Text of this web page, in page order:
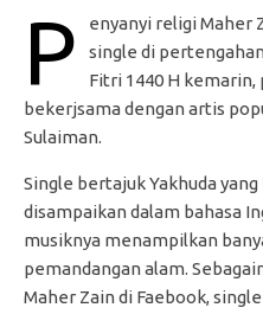
P
enyanyi religi Maher
single di
Fitri 1440 H kemarin,
bekerjsama dengan artis
Sulaiman.
Single bertajuk Yakhuda
disampaikan dalam bahasa
musiknya menampilkan
pemandangan alam.
Maher Zain di Faebook,